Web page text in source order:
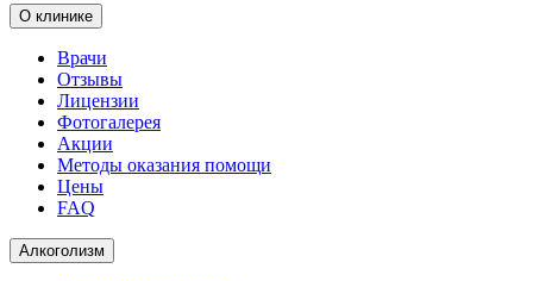
О клинике
Врачи
Отзывы
Лицензии
Фотогалерея
Акции
Методы оказания помощи
Цены
FAQ
Алкоголизм